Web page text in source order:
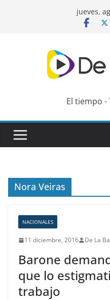
jueves,
El tiempo
Nora Veiras
NACIONALES
11 diciembre, 2016 De La
Barone
que lo
trabajo